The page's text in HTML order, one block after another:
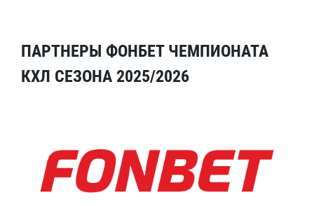
ПАРТНЕРЫ ФОНБЕТ ЧЕМПИОНАТА
КХЛ СЕЗОНА 2025/2026